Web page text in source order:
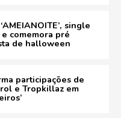
single
comemora pré
de halloween
participações de
e Tropkillaz em